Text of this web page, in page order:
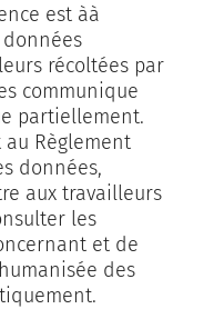
est àà
récoltées par
communique
partiellement.
Règlement
données,
aux travailleurs
les
et de
des